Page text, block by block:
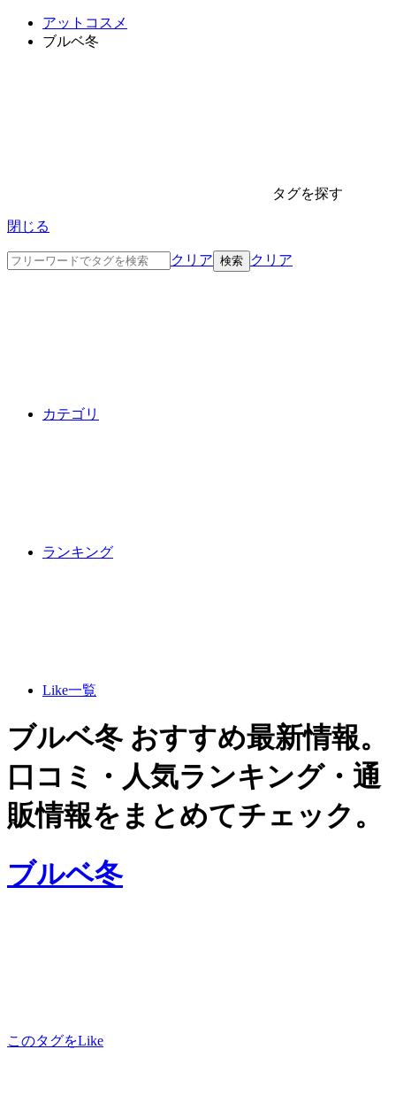
アットコスメ
ブルベ冬
タグを探す
閉じる
クリア クリア
カテゴリ
ランキング
Like一覧
ブルベ冬 おすすめ最新情報。
口コミ・人気ランキング・通
販情報をまとめてチェック。
ブルベ冬
このタグをLike